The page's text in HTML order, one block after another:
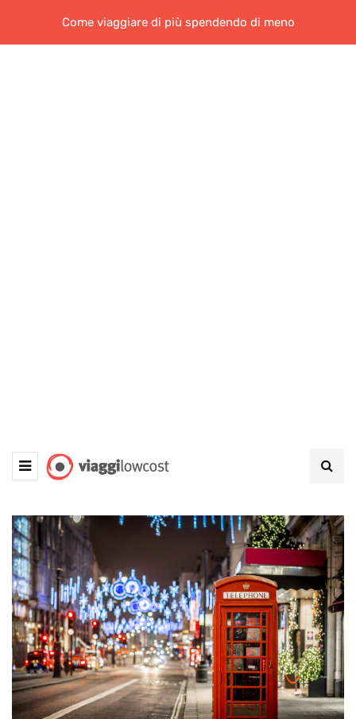
Come viaggiare di più spendendo di meno